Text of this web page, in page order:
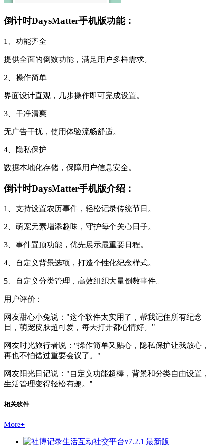
倒计时DaysMatter手机版功能：
1、功能齐全
提供全面的倒数功能，满足用户多样需求。
2、操作简单
界面设计直观，几步操作即可完成设置。
3、干净清爽
无广告干扰，使用体验流畅舒适。
4、隐私保护
数据本地化存储，保障用户信息安全。
倒计时DaysMatter手机版介绍：
1、支持设置农历事件，轻松记录传统节日。
2、萌宠元素增添趣味，守护每个关心日子。
3、事件置顶功能，优先展示最重要日程。
4、自定义背景选项，打造个性化纪念样式。
5、自定义分类管理，高效组织大量倒数事件。
用户评价：
网友甜心小兔说："这个软件太实用了，帮我记住所有纪念
日，萌宠皮肤超可爱，每天打开都心情好。"
网友时光旅行者说："操作简单又贴心，隐私保护让我放心，
再也不怕错过重要会议了。"
网友阳光日记说："自定义功能超棒，背景和分类自由设置，
生活管理变得轻松有趣。"
相关软件
More+